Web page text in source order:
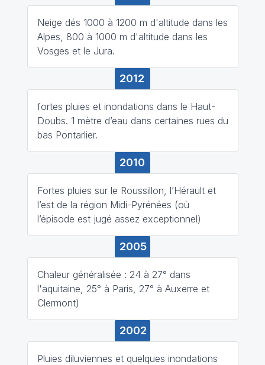
Neige dés 1000 à 1200 m d'altitude dans les
Alpes, 800 à 1000 m d'altitude dans les
Vosges et le Jura.
2012
fortes pluies et inondations dans le Haut-
Doubs. 1 mètre d’eau dans certaines rues du
bas Pontarlier.
2010
Fortes pluies sur le Roussillon, l’Hérault et
l’est de la région Midi-Pyrénées (où
l’épisode est jugé assez exceptionnel)
2005
Chaleur généralisée : 24 à 27° dans
l'aquitaine, 25° à Paris, 27° à Auxerre et
Clermont)
2002
Pluies diluviennes et quelques inondations